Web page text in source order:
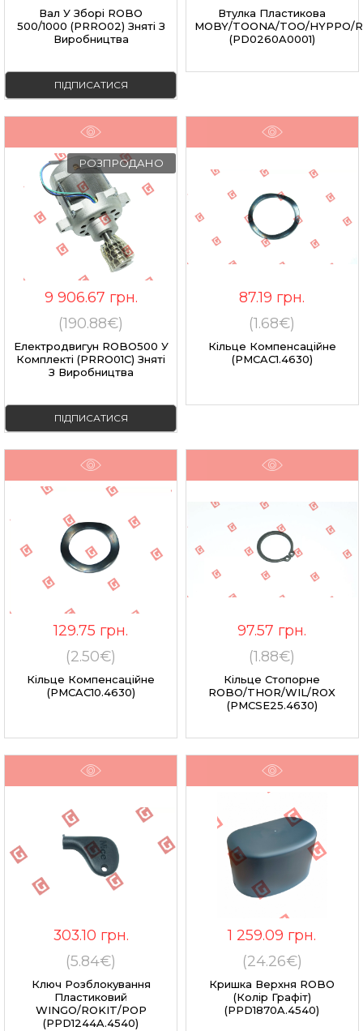
Вал У Зборі ROBO
500/1000 (PRRO02) Зняті З
Виробництва
ПІДПИСАТИСЯ
Втулка Пластикова
MOBY/TOONA/TOO/HYPPO/
(PD0260A0001)
РОЗПРОДАНО
9 906.67 грн.
(190.88€)
Електродвигун ROBO500 У
Комплекті (PRRO01C) Зняті
З Виробництва
ПІДПИСАТИСЯ
87.19 грн.
(1.68€)
Кільце Компенсаційне
(PMCAC1.4630)
129.75 грн.
(2.50€)
Кільце Компенсаційне
(PMCAC10.4630)
97.57 грн.
(1.88€)
Кільце Стопорне
ROBO/THOR/WIL/ROX
(PMCSE25.4630)
303.10 грн.
(5.84€)
Ключ Розблокування
Пластиковий
WINGO/ROKIT/POP
(PPD1244A.4540)
1 259.09 грн.
(24.26€)
Кришка Верхня ROBO
(колір Графіт)
(PPD1870A.4540)